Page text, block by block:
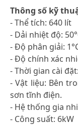
Thông số kỹ
- Thể tích: 640 lít
- Dải nhiệt độ:
- Độ phân giải:
- Độ chính xác
- Thời gian cài
- Vật liệu: Bên
sơn tĩnh điện.
- Hệ thống gia
- Công suất: 6kW